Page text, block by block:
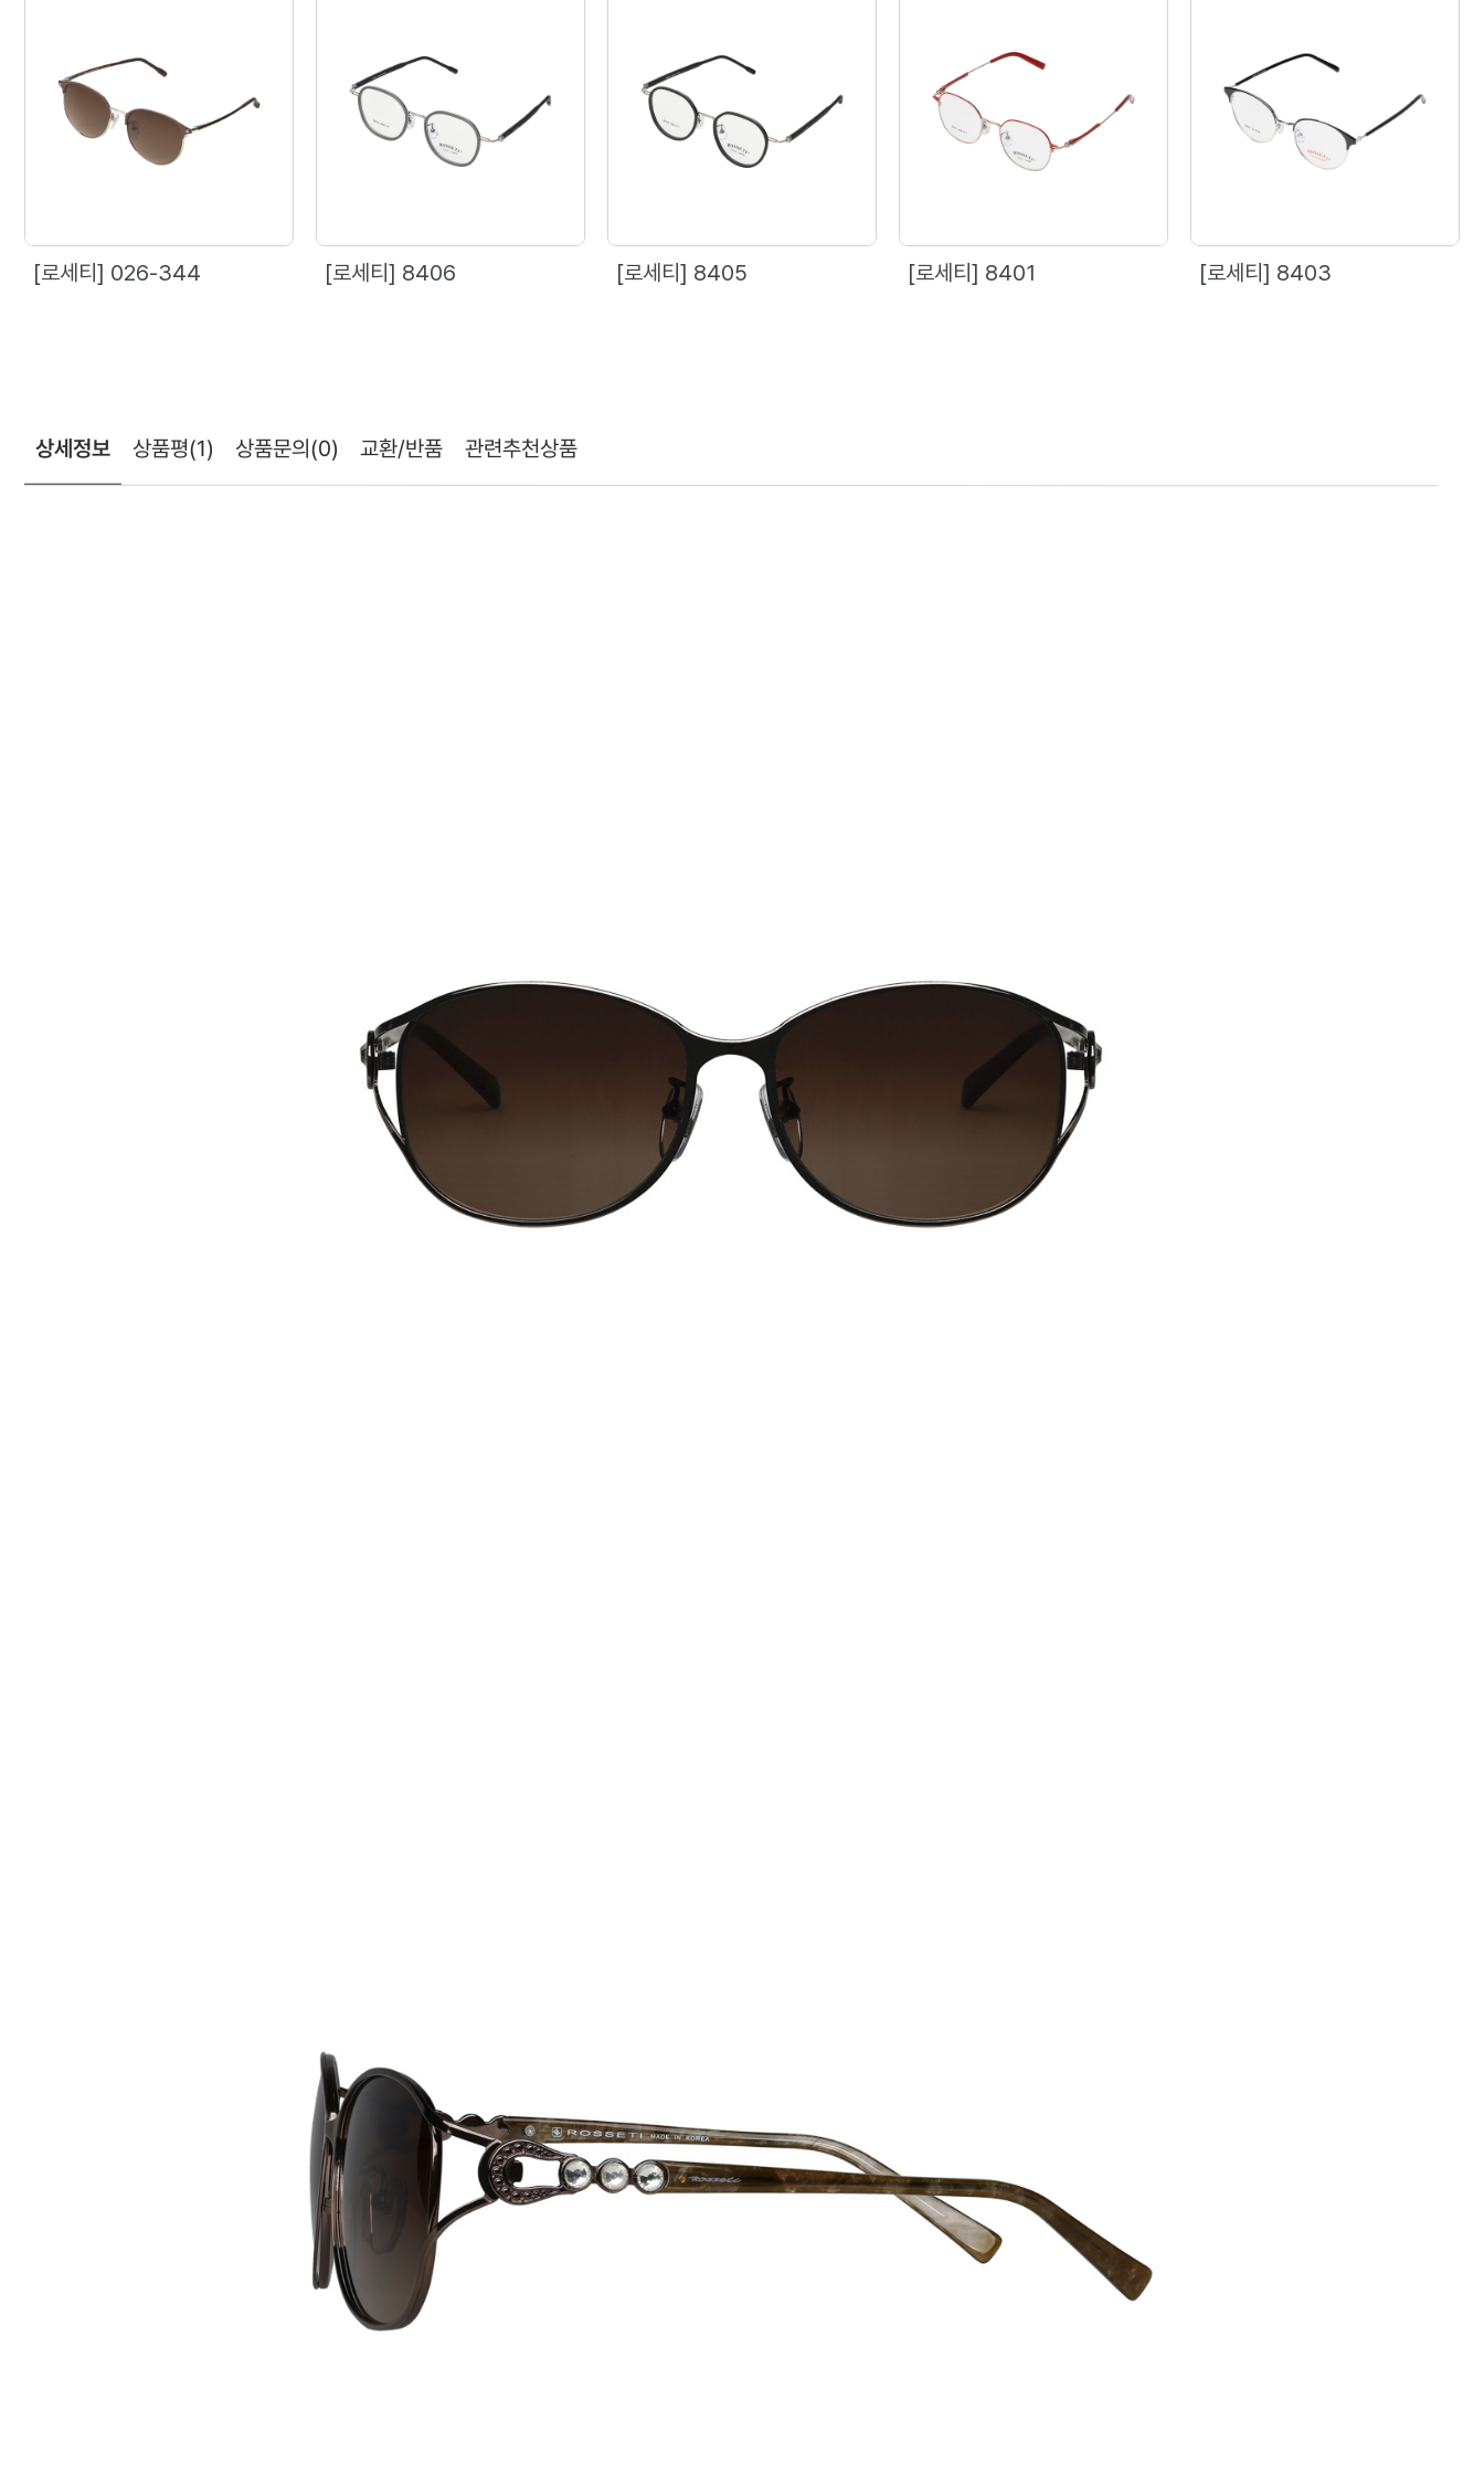
[로세티] 026-344 [로세티] 8406 [로세티] 8405 [로세티] 8401 [로세티] 8403
상세정보 상품평(1) 상품문의(0) 교환/반품 관련추천상품